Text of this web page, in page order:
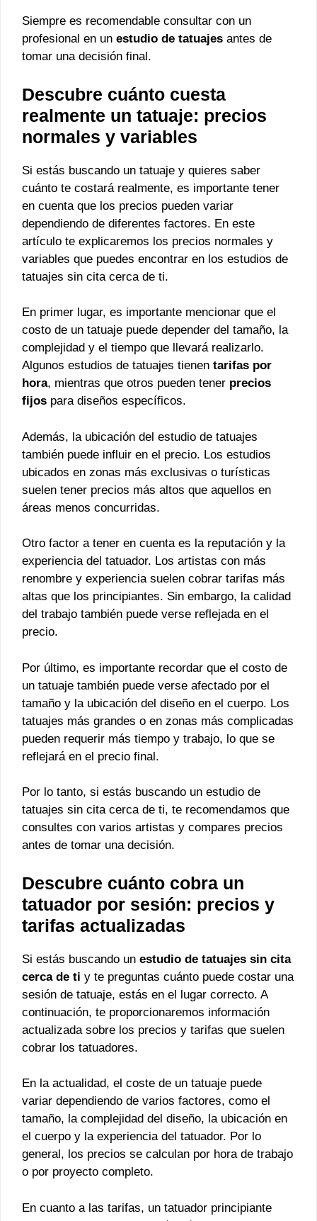
Siempre es recomendable consultar con un
profesional en un estudio de tatuajes antes de
tomar una decisión final.
Descubre cuánto cuesta
realmente un tatuaje: precios
normales y variables
Si estás buscando un tatuaje y quieres saber
cuánto te costará realmente, es importante tener
en cuenta que los precios pueden variar
dependiendo de diferentes factores. En este
artículo te explicaremos los precios normales y
variables que puedes encontrar en los estudios de
tatuajes sin cita cerca de ti.
En primer lugar, es importante mencionar que el
costo de un tatuaje puede depender del tamaño, la
complejidad y el tiempo que llevará realizarlo.
Algunos estudios de tatuajes tienen tarifas por
hora, mientras que otros pueden tener precios
fijos para diseños específicos.
Además, la ubicación del estudio de tatuajes
también puede influir en el precio. Los estudios
ubicados en zonas más exclusivas o turísticas
suelen tener precios más altos que aquellos en
áreas menos concurridas.
Otro factor a tener en cuenta es la reputación y la
experiencia del tatuador. Los artistas con más
renombre y experiencia suelen cobrar tarifas más
altas que los principiantes. Sin embargo, la calidad
del trabajo también puede verse reflejada en el
precio.
Por último, es importante recordar que el costo de
un tatuaje también puede verse afectado por el
tamaño y la ubicación del diseño en el cuerpo. Los
tatuajes más grandes o en zonas más complicadas
pueden requerir más tiempo y trabajo, lo que se
reflejará en el precio final.
Por lo tanto, si estás buscando un estudio de
tatuajes sin cita cerca de ti, te recomendamos que
consultes con varios artistas y compares precios
antes de tomar una decisión.
Descubre cuánto cobra un
tatuador por sesión: precios y
tarifas actualizadas
Si estás buscando un estudio de tatuajes sin cita
cerca de ti y te preguntas cuánto puede costar una
sesión de tatuaje, estás en el lugar correcto. A
continuación, te proporcionaremos información
actualizada sobre los precios y tarifas que suelen
cobrar los tatuadores.
En la actualidad, el coste de un tatuaje puede
variar dependiendo de varios factores, como el
tamaño, la complejidad del diseño, la ubicación en
el cuerpo y la experiencia del tatuador. Por lo
general, los precios se calculan por hora de trabajo
o por proyecto completo.
En cuanto a las tarifas, un tatuador principiante